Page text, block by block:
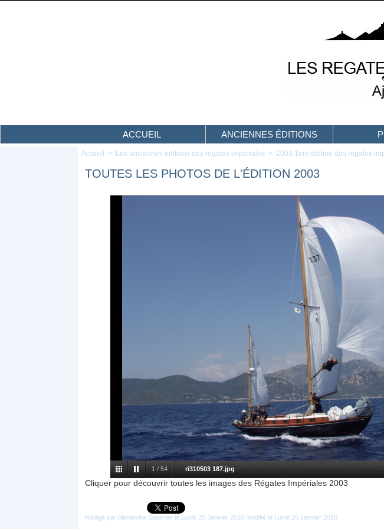
ACCUEIL ANCIENNES ÉDITIONS
Accueil > Les anciennes éditions des regates imperiales > 2003 1ere édition des regates
TOUTES LES PHOTOS DE L'ÉDITION 2003
1 / 54 ri310503 187.jpg
Cliquer pour découvrir toutes les images des Régates Impériales 2003
Rédigé par Alexandra Gauthier le Lundi 25 Janvier 2010 modifié le Lundi 25 Janvier 2010